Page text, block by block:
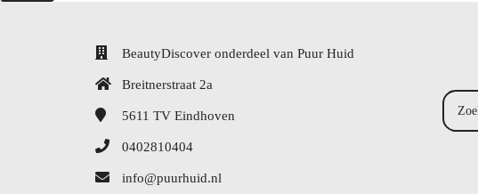
BeautyDiscover onderdeel van Puur Huid
Breitnerstraat 2a
5611 TV Eindhoven
0402810404
info@puurhuid.nl